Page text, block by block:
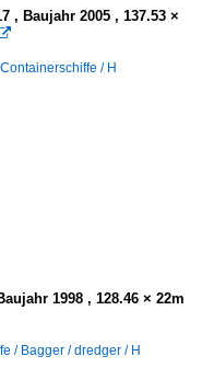
, Baujahr 2005 , 137.53 ×
/ H
1998 , 128.46 × 22m
/ Bagger / dredger / H